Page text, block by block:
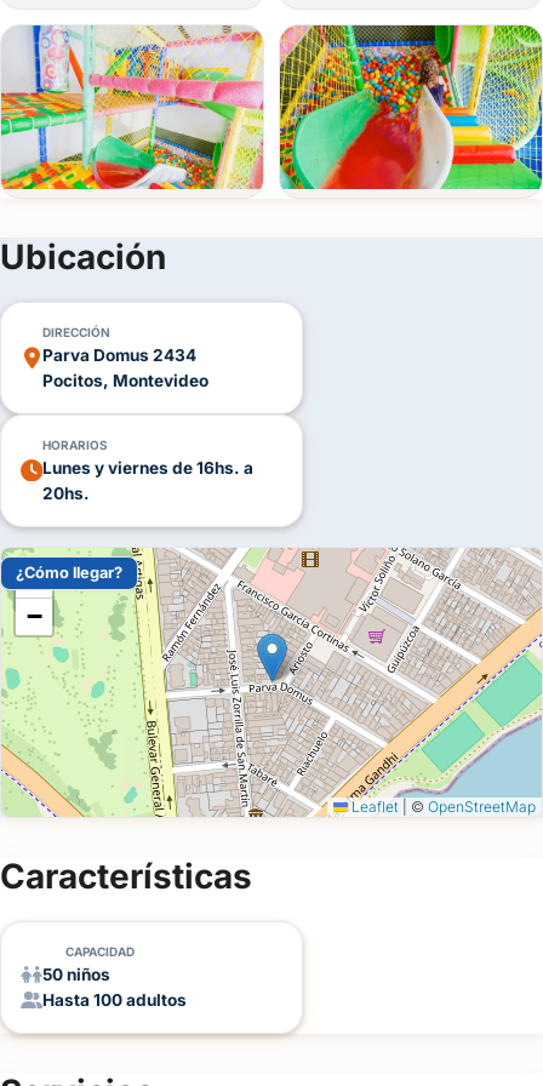
Ubicación
DIRECCIÓN
Parva Domus 2434
Pocitos, Montevideo
HORARIOS
Lunes y viernes de 16hs. a
+
−
Leaflet © OpenStreetMap
¿Cómo llegar?
Características
CAPACIDAD
50 niños
Hasta 100 adultos